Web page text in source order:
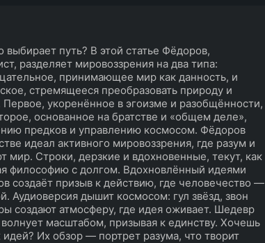
выбирает путь? В этой статье Фёдоров,
разделяет мировоззрения на два типа:
принимающее мир как данность, и
стремящееся преобразовать природу и
Первое, укоренённое в эгоизме и разобщённости,
основанное на братстве и «общем деле»,
предков и управлению космосом. Фёдоров
идеал активного мировоззрения, где разум и
мир. Строки, дерзкие и вдохновенные, текут, как
философию с долгом. Вдохновлённый идеями
создаёт призыв к действию, где человечество —
Аудиоверсия дышит космосом: гул звёзд, звон
создают атмосферу, где идея оживает. Шедевр
волнует масштабом, призывая к единству. Хочешь
идей? Их обзор — портрет разума, что творит